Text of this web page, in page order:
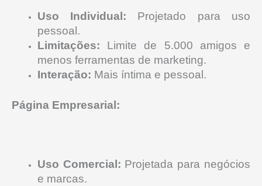
Uso Individual: Projetado para uso
pessoal.
Limitações: Limite de 5.000 amigos e
menos ferramentas de marketing.
Interação: Mais íntima e pessoal.
Página Empresarial:
Uso Comercial: Projetada para negócios
e marcas.